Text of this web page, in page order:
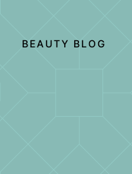
BEAUTY BLOG